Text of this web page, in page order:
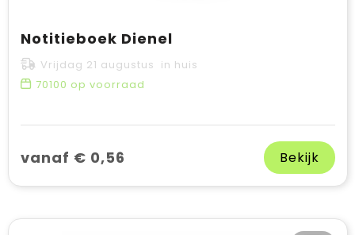
Notitieboek Dienel
Vrijdag 21 augustus in huis
70100 op voorraad
vanaf € 0,56 Bekijk